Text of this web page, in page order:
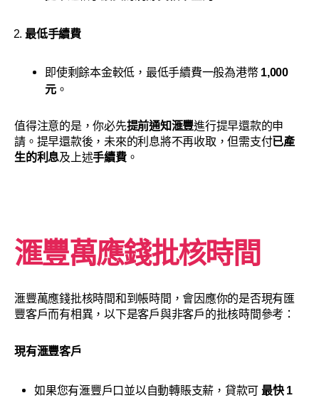
最低手續費
即使剩餘本金較低，最低手續費一般為港幣 1,000
元。
值得注意的是，你必先提前通知滙豐進行提早還款的申
請。提早還款後，未來的利息將不再收取，但需支付已產
生的利息及上述手續費。
滙豐萬應錢批核時間
滙豐萬應錢批核時間和到帳時間，會因應你的是否現有匯
豐客戶而有相異，以下是客戶與非客戶的批核時間參考：
現有滙豐客戶
如果您有滙豐戶口並以自動轉賬支薪，貸款可 最快 1